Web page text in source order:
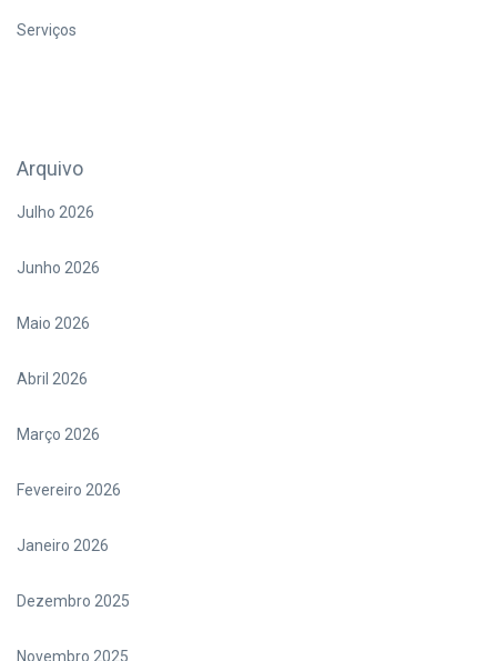
Serviços
Arquivo
Julho 2026
Junho 2026
Maio 2026
Abril 2026
Março 2026
Fevereiro 2026
Janeiro 2026
Dezembro 2025
Novembro 2025